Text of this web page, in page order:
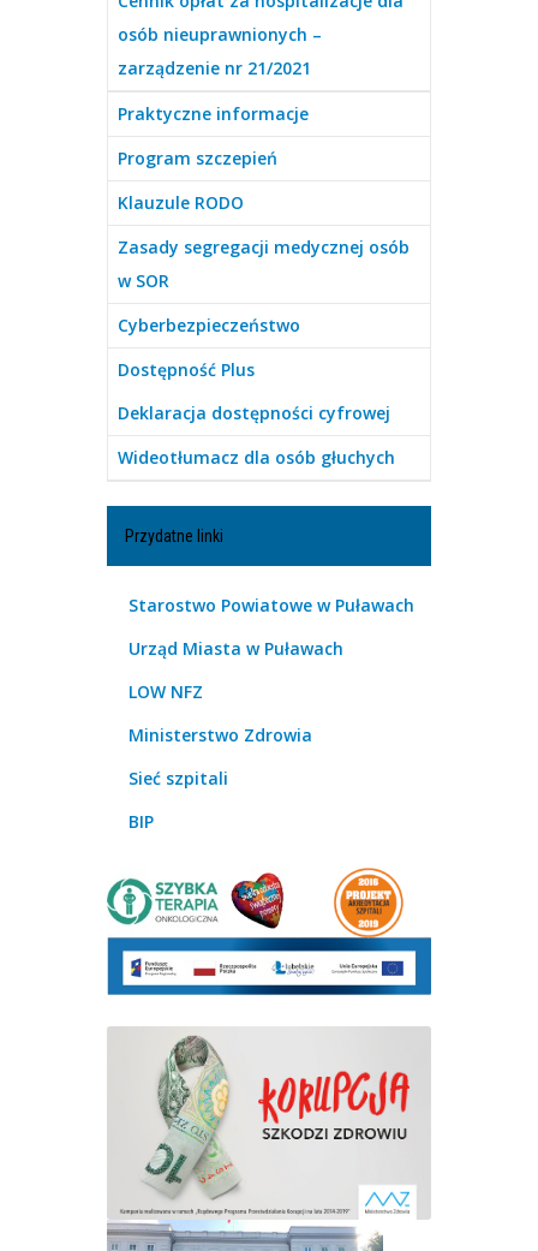
osób nieuprawnionych –
zarządzenie nr 21/2021
Praktyczne informacje
Program szczepień
Klauzule RODO
Zasady segregacji medycznej osób
w SOR
Cyberbezpieczeństwo
Dostępność Plus
Deklaracja dostępności cyfrowej
Wideotłumacz dla osób głuchych
Przydatne linki
Starostwo Powiatowe w Puławach
Urząd Miasta w Puławach
LOW NFZ
Ministerstwo Zdrowia
Sieć szpitali
BIP